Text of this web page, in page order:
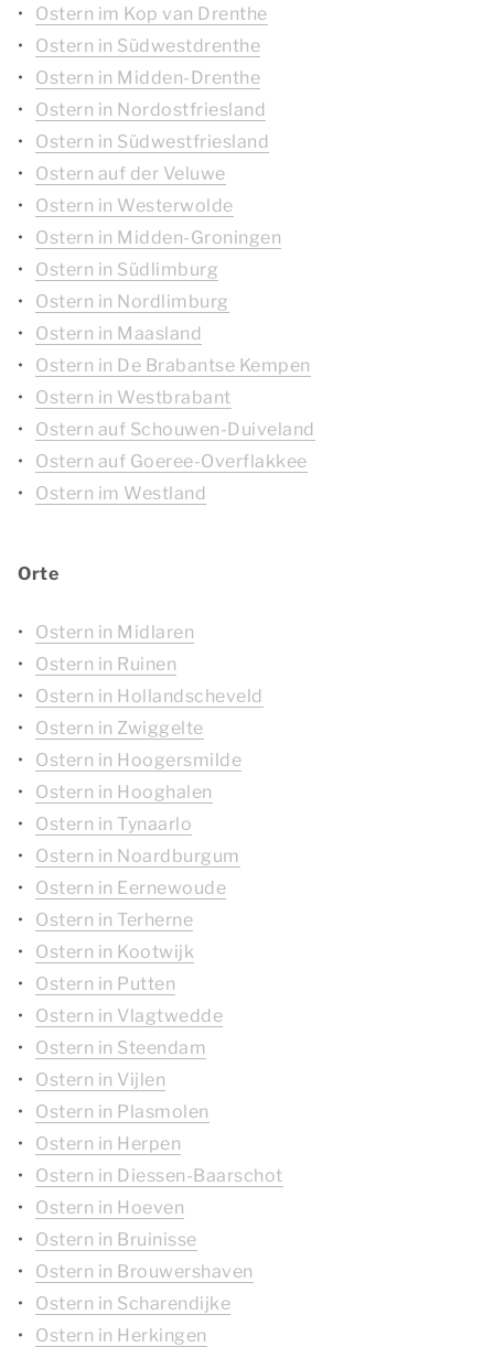
Ostern im Kop van Drenthe
Ostern in Südwestdrenthe
Ostern in Midden-Drenthe
Ostern in Nordostfriesland
Ostern in Südwestfriesland
Ostern auf der Veluwe
Ostern in Westerwolde
Ostern in Midden-Groningen
Ostern in Südlimburg
Ostern in Nordlimburg
Ostern in Maasland
Ostern in De Brabantse Kempen
Ostern in Westbrabant
Ostern auf Schouwen-Duiveland
Ostern auf Goeree-Overflakkee
Ostern im Westland
Orte
Ostern in Midlaren
Ostern in Ruinen
Ostern in Hollandscheveld
Ostern in Zwiggelte
Ostern in Hoogersmilde
Ostern in Hooghalen
Ostern in Tynaarlo
Ostern in Noardburgum
Ostern in Eernewoude
Ostern in Terherne
Ostern in Kootwijk
Ostern in Putten
Ostern in Vlagtwedde
Ostern in Steendam
Ostern in Vijlen
Ostern in Plasmolen
Ostern in Herpen
Ostern in Diessen-Baarschot
Ostern in Hoeven
Ostern in Bruinisse
Ostern in Brouwershaven
Ostern in Scharendijke
Ostern in Herkingen